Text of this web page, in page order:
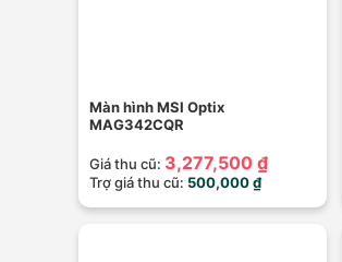
Màn hình MSI Optix
MAG342CQR
Giá thu cũ: 3,277,500 ₫
Trợ giá thu cũ: 500,000 ₫